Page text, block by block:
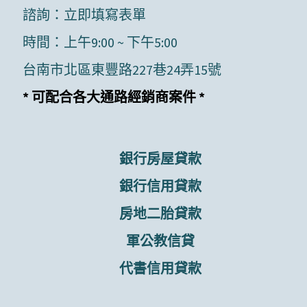
諮詢： 立即填寫表單
時間：上午9:00 ~ 下午5:00
台南市北區東豐路227巷24弄15號
* 可配合各大通路經銷商案件 *
銀行房屋貸款
銀行信用貸款
房地二胎貸款
軍公教信貸
代書信用貸款